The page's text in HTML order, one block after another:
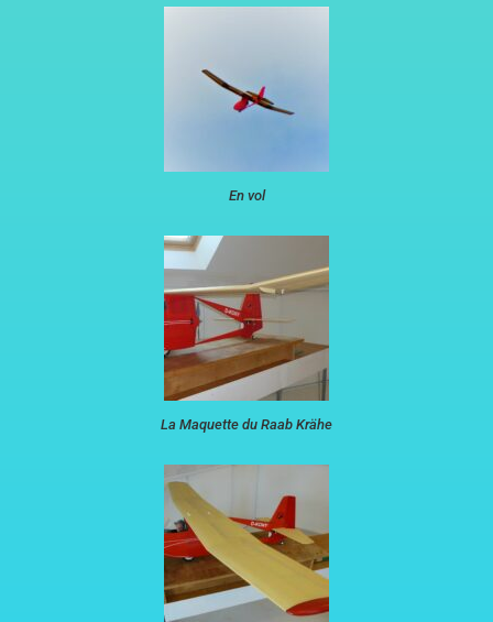
En vol
La Maquette du Raab Krähe